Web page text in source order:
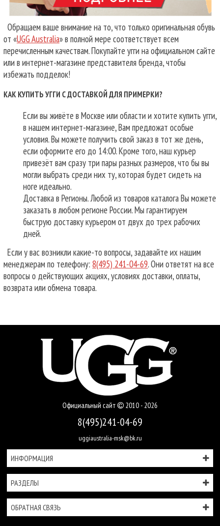
Обращаем ваше внимание на то, что только оригинальная обувь
от «UGG Australia» в полной мере соответствует всем
перечисленным качествам. Покупайте угги на официальном сайте
или в интернет-магазине представителя бренда, чтобы
избежать подделок!
КАК КУПИТЬ УГГИ С ДОСТАВКОЙ ДЛЯ ПРИМЕРКИ?
Если вы живёте в Москве или области и хотите купить угги,
в нашем интернет-магазине, Вам предложат особые
условия. Вы можете получить свой заказ в тот же день,
если оформите его до 14:00. Кроме того, наш курьер
привезёт вам сразу три пары разных размеров, что бы вы
могли выбрать среди них ту, которая будет сидеть на
ноге идеально.
Доставка в Регионы. Любой из товаров каталога Вы можете
заказать в любом регионе России. Мы гарантируем
быструю доставку курьером от двух до трех рабочих
дней.
Если у вас возникли какие-то вопросы, задавайте их нашим
менеджерам по телефону: 8(495) 241-04-69. Они ответят на все
вопросы о действующих акциях, условиях доставки, оплаты,
возврата или обмена товара.
Официальный сайт 2010 - 2026
8(495)241-04-69
uggiaustralia-msk@bk.ru
ИНФОРМАЦИЯ
РАЗДЕЛЫ
ОБРАТНАЯ СВЯЗЬ